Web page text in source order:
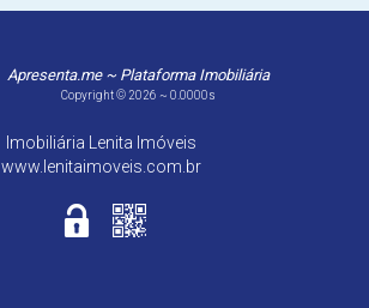
Apresenta.me ~ Plataforma Imobiliária
Copyright © 2026 ~ 0.0000s
Imobiliária Lenita Imóveis
www.lenitaimoveis.com.br